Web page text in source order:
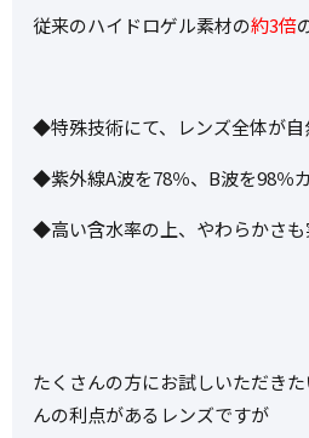
従来のハイドロゲル素材の約3倍
◆特殊技術にて、レンズ全体が自
◆紫外線A波を78％、B波を98％
◆高い含水率の上、やわらかさも
たくさんの方にお試しいただき
んの利点があるレンズですが